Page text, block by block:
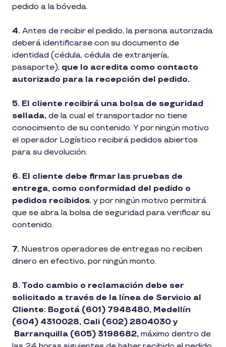
pedido a la bóveda.
4. Antes de recibir el pedido, la persona autorizada
deberá identificarse con su documento de
identidad (cédula, cédula de extranjería,
pasaporte), que lo acredita como contacto
autorizado para la recepción del pedido.
5. El cliente recibirá una bolsa de seguridad
sellada, de la cual el transportador no tiene
conocimiento de su contenido. Y por ningún motivo
el operador Logístico recibirá pedidos abiertos
para su devolución.
6. El cliente debe firmar las pruebas de
entrega, como conformidad del pedido o
pedidos recibidos, y por ningún motivo permitirá
que se abra la bolsa de seguridad para verificar su
contenido.
7. Nuestros operadores de entregas no reciben
dinero en efectivo, por ningún monto.
8. Todo cambio o reclamación debe ser
solicitado a través de la línea de Servicio al
Cliente: Bogotá (601) 7948480, Medellín
(604) 4310028, Cali (602) 2804030 y
Barranquilla (605) 3198682, máximo dentro de